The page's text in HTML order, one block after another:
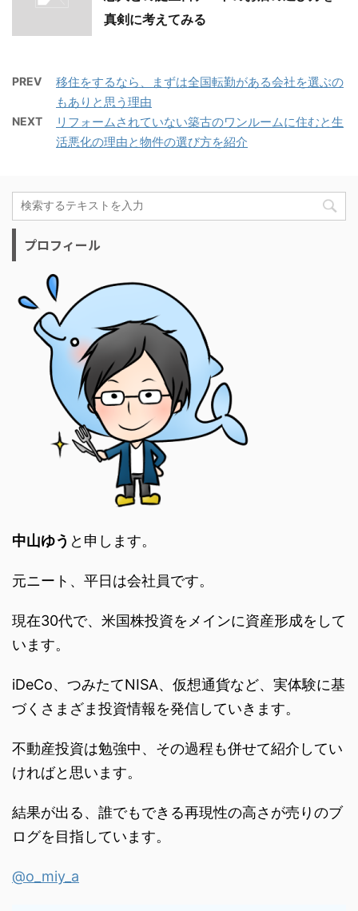
真剣に考えてみる
PREV
移住をするなら、まずは全国転勤がある会社を選ぶの
もありと思う理由
NEXT
リフォームされていない築古のワンルームに住むと生
活悪化の理由と物件の選び方を紹介
プロフィール
中山ゆう と申します。
元ニート、平日は会社員です。
現在30代で、米国株投資をメインに資産形成をして
います。
iDeCo、つみたてNISA、仮想通貨など、実体験に基
づくさまざま投資情報を発信していきます。
不動産投資は勉強中、その過程も併せて紹介してい
ければと思います。
結果が出る、誰でもできる再現性の高さが売りのブ
ログを目指しています。
@o_miy_a